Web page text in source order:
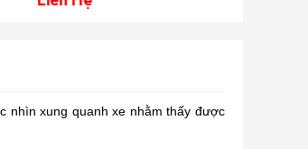
nhìn xung quanh xe nhằm thấy được